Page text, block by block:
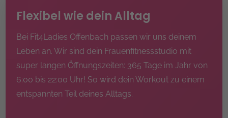
Flexibel wie dein Alltag
Bei Fit4Ladies Offenbach passen wir uns deinem
Leben an. Wir sind dein Frauenfitnessstudio mit
super langen Öffnungszeiten: 365 Tage im Jahr von
6:00 bis 22:00 Uhr! So wird dein Workout zu einem
entspannten Teil deines Alltags.